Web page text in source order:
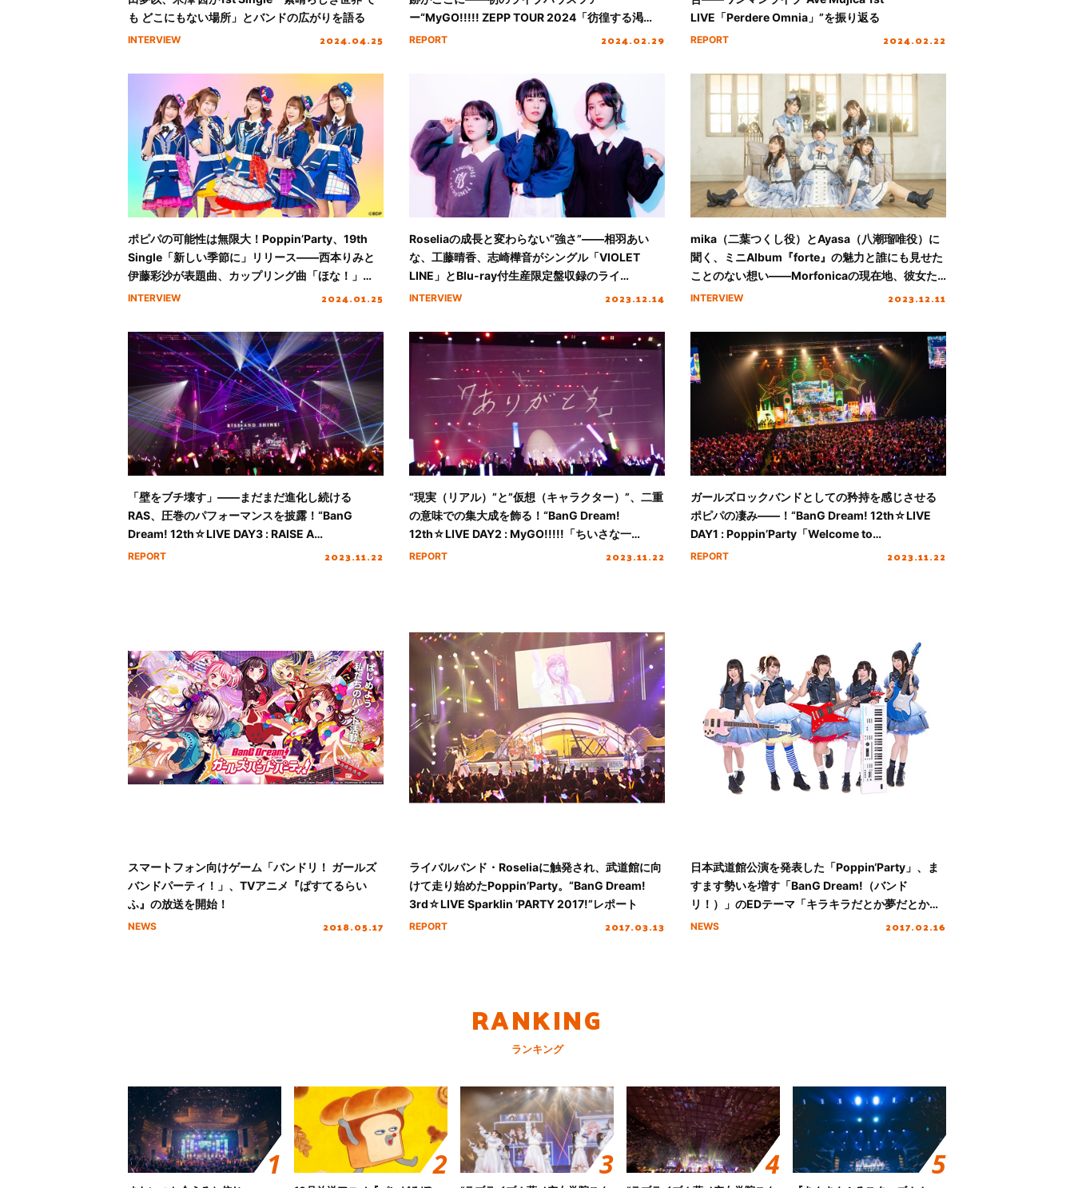
も どこにもない場所」とバンドの広がりを語る
INTERVIEW 2024.04.25
ー“MyGO!!!!! ZEPP TOUR 2024「彷徨する渇
望」”東京公演レポート
REPORT 2024.02.29
LIVE「Perdere Omnia」”を振り返る
REPORT 2024.02.22
ポピパの可能性は無限大！Poppin’Party、19th
Single「新しい季節に」リリース――西本りみと
伊藤彩沙が表題曲、カップリング曲「ほな！」
「Chu Chueen!」、新たなポピパの魅力を語る
INTERVIEW 2024.01.25
Roseliaの成長と変わらない“強さ”――相羽あい
な、工藤晴香、志崎樺音がシングル「VIOLET
LINE」とBlu-ray付生産限定盤収録のライ
ブ“Farbe”を語る
INTERVIEW 2023.12.14
mika（二葉つくし役）とAyasa（八潮瑠唯役）に
聞く、ミニAlbum『forte』の魅力と誰にも見せた
ことのない想い――Morfonicaの現在地、彼女た
ちが描く未来とは？
INTERVIEW 2023.12.11
「壁をブチ壊す」――まだまだ進化し続ける
RAS、圧巻のパフォーマンスを披露！“BanG
Dream! 12th☆LIVE DAY3 : RAISE A
SUILEN「REVEAL」”レポート
REPORT 2023.11.22
“現実（リアル）”と”仮想（キャラクター）”、二重
の意味での集大成を飾る！“BanG Dream!
12th☆LIVE DAY2 : MyGO!!!!!「ちいさな一
瞬」”レポート
REPORT 2023.11.22
ガールズロックバンドとしての矜持を感じさせる
ポピパの凄み――！“BanG Dream! 12th☆LIVE
DAY1 : Poppin’Party「Welcome to
Poppin’Land」“レポート
REPORT 2023.11.22
スマートフォン向けゲーム「バンドリ！ ガールズ
バンドパーティ！」、TVアニメ『ぱすてるらい
ふ』の放送を開始！
NEWS 2018.05.17
ライバルバンド・Roseliaに触発され、武道館に向
けて走り始めたPoppin’Party。“BanG Dream!
3rd☆LIVE Sparklin ’PARTY 2017!”レポート
REPORT 2017.03.13
日本武道館公演を発表した「Poppin‘Party」、ま
すます勢いを増す「BanG Dream!（バンド
リ！）」のEDテーマ「キラキラだとか夢だとか～
Sing Girls～」発売中！！
NEWS 2017.02.16
RANKING
ランキング